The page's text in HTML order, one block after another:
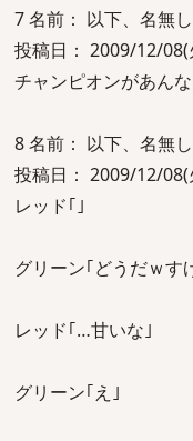
7 名前： 以下、名無
投稿日： 2009/12/
チャンピオンがあん
8 名前： 以下、名無
投稿日： 2009/12/08(
レッド｢｣
グリーン｢どうだｗす
レッド｢…甘いな｣
グリーン｢え｣